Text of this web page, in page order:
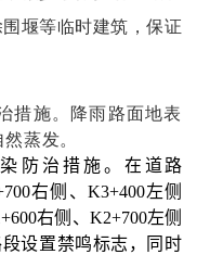
堰等临时建筑，保证
措施。降雨路面地表
蒸发。
防治措施。在道路
右侧、K3+400左侧
右侧、K2+700左侧
设置禁鸣标志，同时